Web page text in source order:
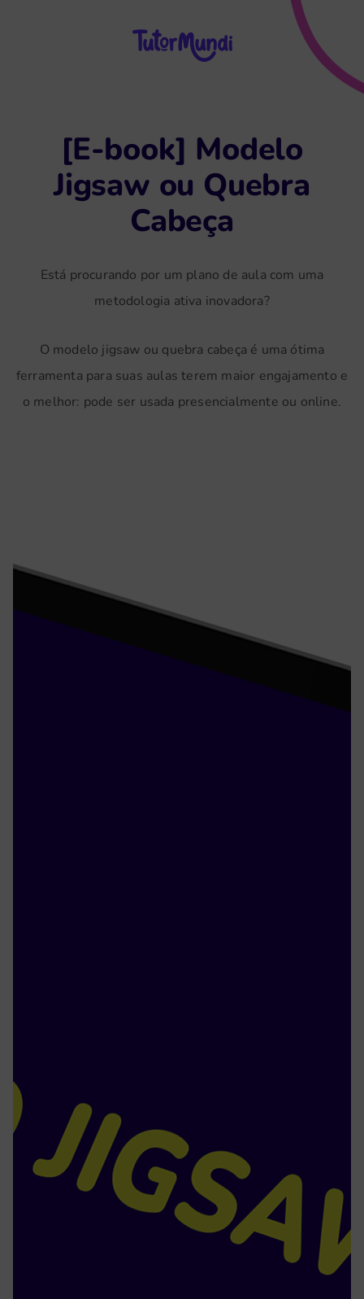
[E-book] Modelo
Jigsaw ou Quebra
Cabeça
Está procurando por um plano de aula com uma
metodologia ativa inovadora?
O modelo jigsaw ou quebra cabeça é uma ótima
ferramenta para suas aulas terem maior engajamento e
o melhor: pode ser usada presencialmente ou online.